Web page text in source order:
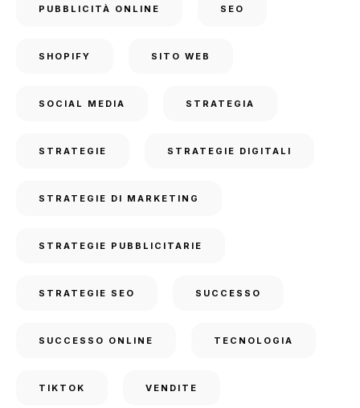
PUBBLICITÀ ONLINE SEO
SHOPIFY SITO WEB
SOCIAL MEDIA STRATEGIA
STRATEGIE STRATEGIE DIGITALI
STRATEGIE DI MARKETING
STRATEGIE PUBBLICITARIE
STRATEGIE SEO SUCCESSO
SUCCESSO ONLINE TECNOLOGIA
TIKTOK VENDITE